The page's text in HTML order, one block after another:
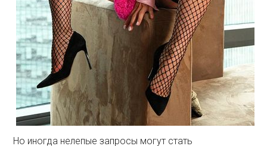
Но иногда нелепые запросы могут стать